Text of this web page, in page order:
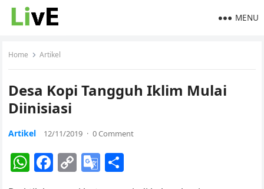
MENU
Home Artikel
Desa Kopi Tangguh Iklim Mulai
Diinisiasi
Artikel 12/11/2019 · 0 Comment
W F C G